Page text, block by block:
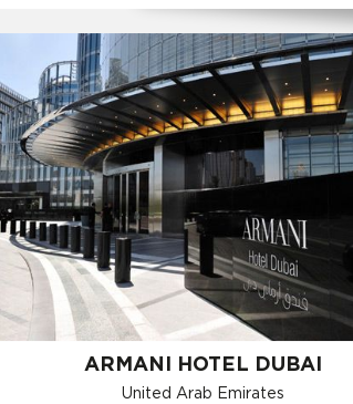
ARMANI HOTEL DUBAI
United Arab Emirates